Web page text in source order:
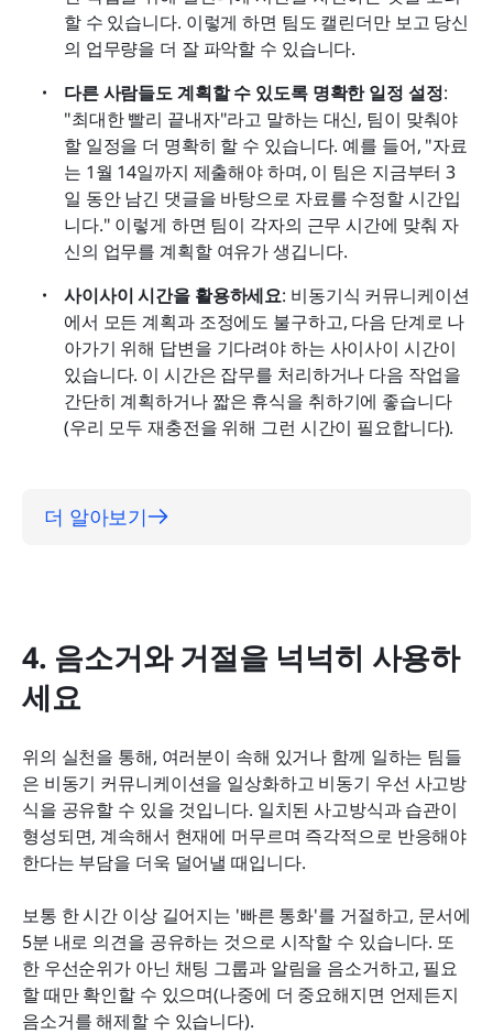
할 수 있습니다. 이렇게 하면 팀도 캘린더만 보고 당신
의 업무량을 더 잘 파악할 수 있습니다.
다른 사람들도 계획할 수 있도록 명확한 일정 설정:
"최대한 빨리 끝내자"라고 말하는 대신, 팀이 맞춰야
할 일정을 더 명확히 할 수 있습니다. 예를 들어, "자료
는 1월 14일까지 제출해야 하며, 이 팀은 지금부터 3
일 동안 남긴 댓글을 바탕으로 자료를 수정할 시간입
니다." 이렇게 하면 팀이 각자의 근무 시간에 맞춰 자
신의 업무를 계획할 여유가 생깁니다.
사이사이 시간을 활용하세요: 비동기식 커뮤니케이션
에서 모든 계획과 조정에도 불구하고, 다음 단계로 나
아가기 위해 답변을 기다려야 하는 사이사이 시간이
있습니다. 이 시간은 잡무를 처리하거나 다음 작업을
간단히 계획하거나 짧은 휴식을 취하기에 좋습니다
(우리 모두 재충전을 위해 그런 시간이 필요합니다).
더 알아보기
4. 음소거와 거절을 넉넉히 사용하
세요
위의 실천을 통해, 여러분이 속해 있거나 함께 일하는 팀들
은 비동기 커뮤니케이션을 일상화하고 비동기 우선 사고방
식을 공유할 수 있을 것입니다. 일치된 사고방식과 습관이
형성되면, 계속해서 현재에 머무르며 즉각적으로 반응해야
한다는 부담을 더욱 덜어낼 때입니다.
보통 한 시간 이상 길어지는 '빠른 통화'를 거절하고, 문서에
5분 내로 의견을 공유하는 것으로 시작할 수 있습니다. 또
한 우선순위가 아닌 채팅 그룹과 알림을 음소거하고, 필요
할 때만 확인할 수 있으며(나중에 더 중요해지면 언제든지
음소거를 해제할 수 있습니다).